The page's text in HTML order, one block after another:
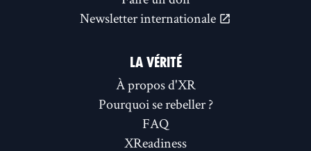
Newsletter internationale
LA VÉRITÉ
À propos d'XR
Pourquoi se rebeller ?
FAQ
XReadiness